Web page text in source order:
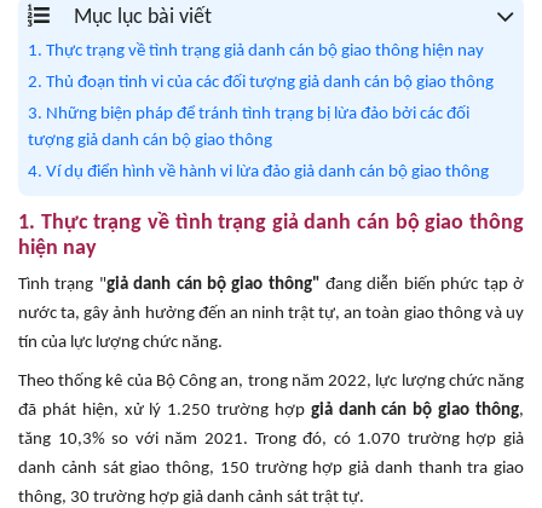
Mục lục bài viết
1. Thực trạng về tình trạng giả danh cán bộ giao thông hiện nay
2. Thủ đoạn tinh vi của các đối tượng giả danh cán bộ giao thông
3. Những biện pháp để tránh tình trạng bị lừa đảo bởi các đối
tượng giả danh cán bộ giao thông
4. Ví dụ điển hình về hành vi lừa đảo giả danh cán bộ giao thông
1. Thực trạng về tình trạng giả danh cán bộ giao thông
hiện nay
Tình trạng "giả danh cán bộ giao thông" đang diễn biến phức tạp ở
nước ta, gây ảnh hưởng đến an ninh trật tự, an toàn giao thông và uy
tín của lực lượng chức năng.
Theo thống kê của Bộ Công an, trong năm 2022, lực lượng chức năng
đã phát hiện, xử lý 1.250 trường hợp giả danh cán bộ giao thông,
tăng 10,3% so với năm 2021. Trong đó, có 1.070 trường hợp giả
danh cảnh sát giao thông, 150 trường hợp giả danh thanh tra giao
thông, 30 trường hợp giả danh cảnh sát trật tự.